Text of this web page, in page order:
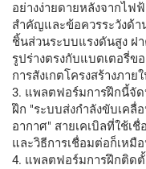
อย่างง่ายดายหลังจากไฟ
สำคัญและข้อควรระวังด้
ชิ้นส่วนระบบแรงดันสูง ฝ
รูปร่างตรงกับแบตเตอรี่ข
การสังเกตโครงสร้างภาย
3. แพลตฟอร์มการฝึกนี้จั
ฝึก "ระบบส่งกำลังขับเคลื่
อากาศ" สายเคเบิลที่ใช้เ
และวิธีการเชื่อมต่อก็เหมื
4. แพลตฟอร์มการฝึกติด